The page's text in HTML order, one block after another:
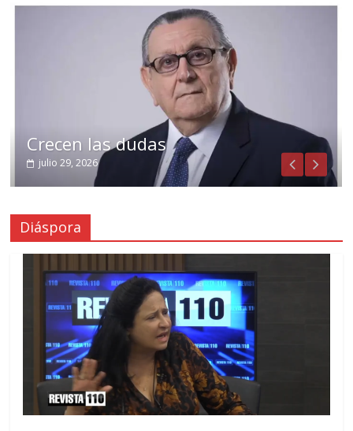
Crecen las dudas
julio 29, 2026
Diáspora